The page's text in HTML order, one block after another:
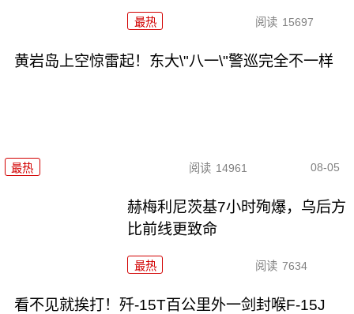
最热 阅读 15697
黄岩岛上空惊雷起！东大\"八一\"警巡完全不一样
最热 阅读 14961 08-05
赫梅利尼茨基7小时殉爆，乌后方
比前线更致命
最热 阅读 7634
看不见就挨打！歼-15T百公里外一剑封喉F-15J